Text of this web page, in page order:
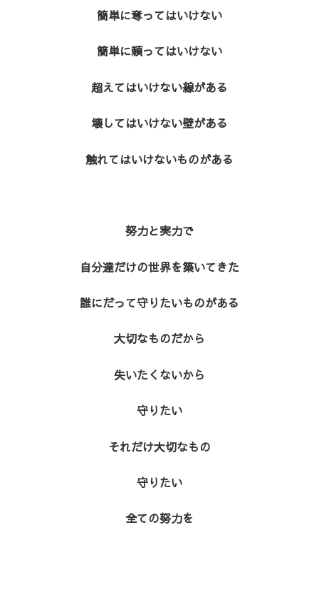
簡単に奪ってはいけない
簡単に頼ってはいけない
超えてはいけない線がある
壊してはいけない壁がある
触れてはいけないものがある
努力と実力で
自分達だけの世界を築いてきた
誰にだって守りたいものがある
大切なものだから
失いたくないから
守りたい
それだけ大切なもの
守りたい
全ての努力を